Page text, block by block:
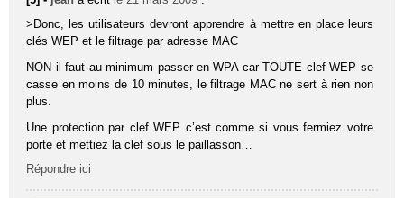
>Donc, les utilisateurs devront apprendre à mettre en place leurs
clés WEP et le filtrage par adresse MAC
NON il faut au minimum passer en WPA car TOUTE clef WEP se
casse en moins de 10 minutes, le filtrage MAC ne sert à rien non
plus.
Une protection par clef WEP c’est comme si vous fermiez votre
porte et mettiez la clef sous le paillasson…
Répondre ici